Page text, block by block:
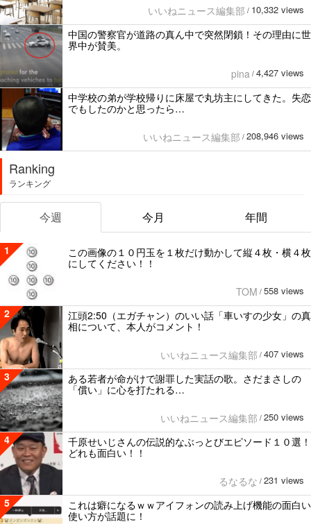
いいねニュース編集部 / 10,332 views
中国の警察官が道路の真ん中で突然閉鎖！その理由に世
界中が賛美。
pina / 4,427 views
中学校の弟が学校帰りに床屋で丸坊主にしてきた。失恋
でもしたのかと思ったら…
いいねニュース編集部 / 208,946 views
Ranking
ランキング
今週 今月 年間
1
この画像の１０円玉を１枚だけ動かして縦４枚・横４枚
にしてください！！
TOM / 558 views
2
江頭2:50（エガチャン）のいい話「車いすの少女」の真
相について、本人がコメント！
いいねニュース編集部 / 407 views
3
ある若者が命がけで謝罪した実話の歌。さだまさしの
「償い」に心を打たれる…
いいねニュース編集部 / 250 views
4
千原せいじさんの伝説的なぶっとびエピソード１０選！
どれも面白い！！
るなるな / 231 views
5
これは癖になるｗｗアイフォンの読み上げ機能の面白い
使い方が話題に！